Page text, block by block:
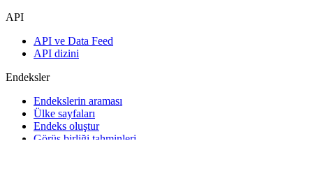
API
API ve Data Feed
API dizini
Endeksler
Endekslerin araması
Ülke sayfaları
Endeks oluştur
Görüş birliği tahminleri